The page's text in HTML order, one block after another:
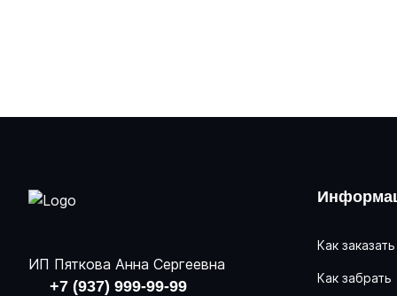
ИП Пяткова Анна Сергеевна
+7 (937) 999-99-99
Как заказать
Как забрать